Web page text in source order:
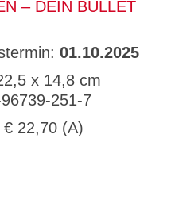
– DEIN BULLET
01.10.2025
x 14,8 cm
251-7
| € 22,70 (A)